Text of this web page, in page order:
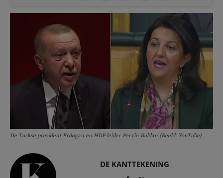
De Turkse president Erdogan en HDP-leider Pervin Buldan (Beeld: YouTube)
DE KANTTEKENING